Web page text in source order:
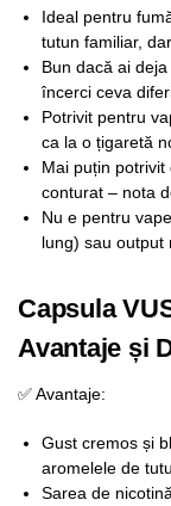
Ideal pentru
tutun familiar,
Bun dacă ai
încerci ceva
Potrivit pentru
ca la o țigaretă
Mai puțin
conturat – nota
Nu e pentru
lung) sau output
Capsula
Avantaje și
✅ Avantaje:
Gust cremos și
aromelele de
Sarea de